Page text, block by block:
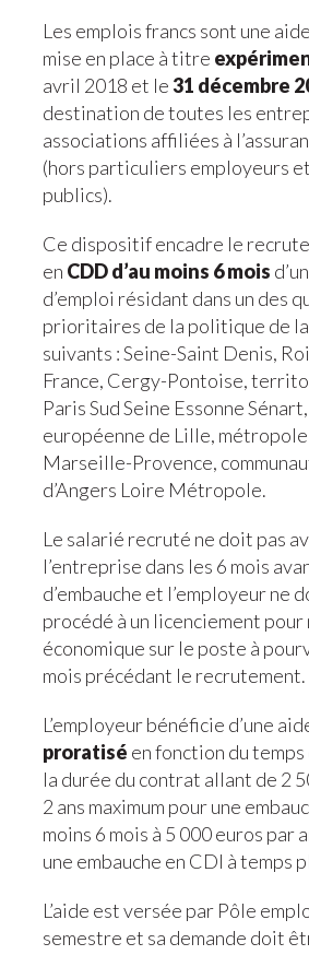
Les emplois francs sont une
mise en place à titre
avril 2018 et le31 décembre
destination de toutes les
associations affiliées à
(hors particuliers employeurs
publics).
Ce dispositif encadre le
en CDD d’au moins 6 mois
d’emploi résidant dans un des
prioritaires de la politique de
suivants : Seine-Saint Denis,
France, Cergy-Pontoise,
Paris Sud Seine Essonne
européenne de Lille, métropole
Marseille-Provence,
d’Angers Loire Métropole.
Le salarié recruté ne doit pas
l’entreprise dans les 6 mois
d’embauche et l’employeur ne
procédé à un licenciement
économique sur le poste à
mois précédant le recrutement.
L’employeur bénéficie d’une
proratisé en fonction du
la durée du contrat allant de 2
2 ans maximum pour une
moins 6 mois à 5 000 euros par
une embauche en CDI à temps
L’aide est versée par Pôle
semestre et sa demande doit